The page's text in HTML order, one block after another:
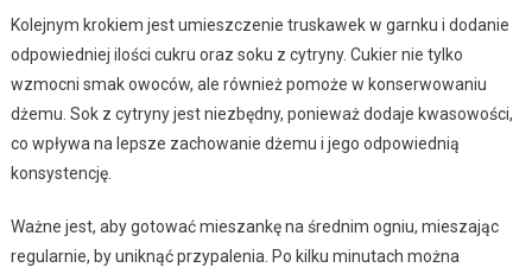
Kolejnym krokiem jest umieszczenie truskawek w garnku i dodanie
odpowiedniej ilości cukru oraz soku z cytryny. Cukier nie tylko
wzmocni smak owoców, ale również pomoże w konserwowaniu
dżemu. Sok z cytryny jest niezbędny, ponieważ dodaje kwasowości,
co wpływa na lepsze zachowanie dżemu i jego odpowiednią
konsystencję.
Ważne jest, aby gotować mieszankę na średnim ogniu, mieszając
regularnie, by uniknąć przypalenia. Po kilku minutach można